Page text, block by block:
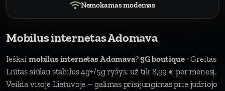
Nemokamas modemas
Mobilus internetas Adomava
Ieškai mobilus internetas Adomava?5G boutique· Greitas
Liūtas siūlau stabilus 4g+/5g ryšys. už tik 8,99 € per mėnesį.
Veikia visoje Lietuvoje – galimas prisijungimas prie judriojo